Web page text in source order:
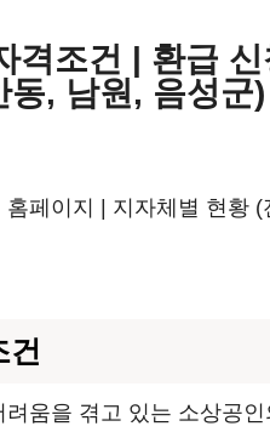
격조건 | 환급
, 남원, 음성군)
페이지 | 지자체별 현황
건
움을 겪고 있는 소상공